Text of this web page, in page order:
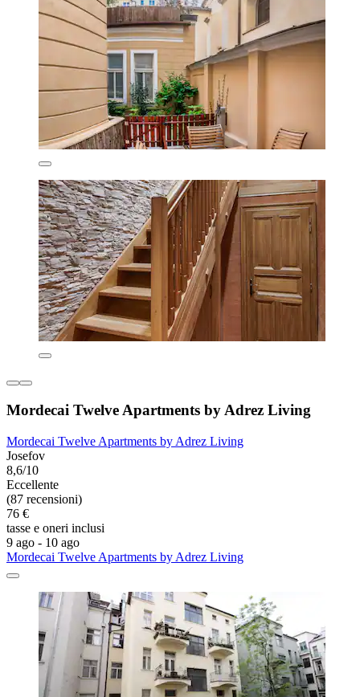
Mordecai Twelve Apartments by Adrez Living
Mordecai Twelve Apartments by Adrez Living
Josefov
8,6/10
Eccellente
(87 recensioni)
76 €
tasse e oneri inclusi
9 ago - 10 ago
Mordecai Twelve Apartments by Adrez Living